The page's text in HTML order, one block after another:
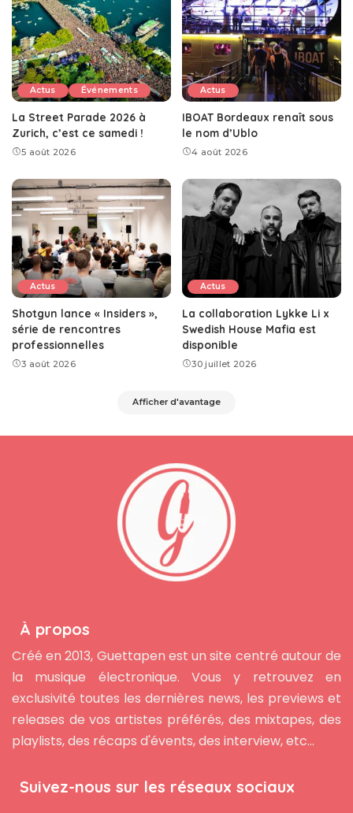
Actus Événements
La Street Parade 2026 à
Zurich, c’est ce samedi !
5 août 2026
Actus
IBOAT Bordeaux renaît sous
le nom d’Ublo
4 août 2026
Actus
Shotgun lance « Insiders »,
série de rencontres
professionnelles
3 août 2026
Actus
La collaboration Lykke Li x
Swedish House Mafia est
disponible
30 juillet 2026
Afficher d'avantage
À propos
Créé en 2013, Guettapen est un site centré autour de
la musique électronique. Vous y retrouvez en
exclusivité toutes les dernières news, les previews et
releases de vos artistes préférés, des mixtapes, des
playlists, des récaps d'évents, des interview, etc...
Suivez-nous sur les réseaux sociaux